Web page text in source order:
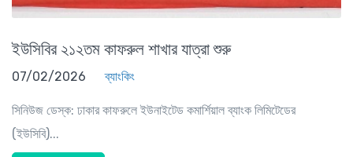
ইউসিবির ২১২তম কাফরুল শাখার যাত্রা শুরু
07/02/2026 ব্যাংকিং
সিনিউজ ডেস্ক: ঢাকার কাফরুলে ইউনাইটেড কমার্শিয়াল ব্যাংক লিমিটেডের
(ইউসিবি)...